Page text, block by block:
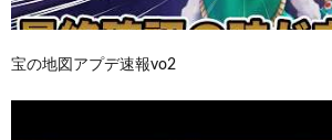
宝の地図アプデ速報vo2